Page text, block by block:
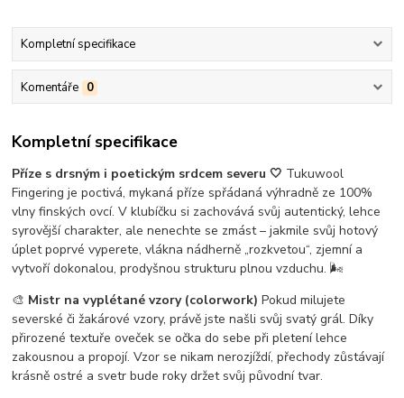
Kompletní specifikace
Komentáře 0
Kompletní specifikace
Příze s drsným i poetickým srdcem severu 🤍 Tukuwool
Fingering je poctivá, mykaná příze spřádaná výhradně ze 100%
vlny finských ovcí. V klubíčku si zachovává svůj autentický, lehce
syrovější charakter, ale nenechte se zmást – jakmile svůj hotový
úplet poprvé vyperete, vlákna nádherně „rozkvetou“, zjemní a
vytvoří dokonalou, prodyšnou strukturu plnou vzduchu. 🌬️
🎨 Mistr na vyplétané vzory (colorwork) Pokud milujete
severské či žakárové vzory, právě jste našli svůj svatý grál. Díky
přirozené textuře oveček se očka do sebe při pletení lehce
zakousnou a propojí. Vzor se nikam nerozjíždí, přechody zůstávají
krásně ostré a svetr bude roky držet svůj původní tvar.